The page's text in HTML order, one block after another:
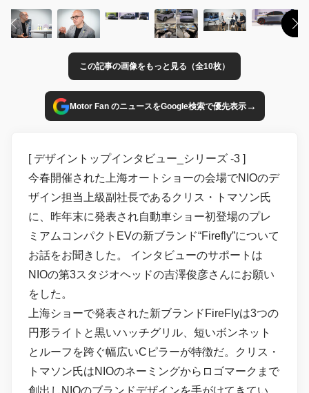
この記事の画像をもっと見る（全10枚）
Motor Fan のニュースをGoogle検索で優先表示→
[ デザイントップインタビュー_シリーズ -3 ]
今春開催された上海オートショーの会場でNIOのデ
ザイン担当上級副社長であるクリス・トマソン氏
に、昨年末に発表され自動車ショー初登場のプレ
ミアムコンパクトEVの新ブランド“Firefly”について
お話をお聞きした。 インタビューのサポートは
NIOの第3スタジオヘッドの吉澤俊彦さんにお願い
をした。
上海ショーで発表された新ブランドFireFlyは3つの
円形ライトと黒いハッチグリル、短いボンネット
とルーフを跨ぐ幅広いCピラーが特徴だ。クリス・
トマソン氏はNIOのネーミングからロゴマークまで
創出しNIOのブランドデザインを手がけてきてい